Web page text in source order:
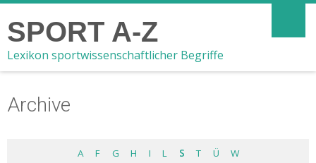
SPORT A-Z
Lexikon sportwissenschaftlicher Begriffe
Archive
A F G H I L S T Ü W